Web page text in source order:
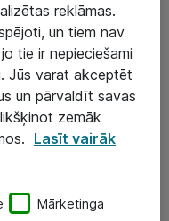
reklāmas.
un tiem nav
tie ir nepieciešami
Jūs varat akceptēt
un pārvaldīt savas
zemāk
Lasīt vairāk
Mārketinga